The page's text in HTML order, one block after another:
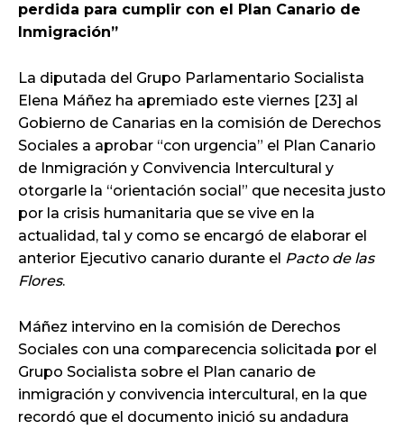
perdida para cumplir con el Plan Canario de
Inmigración”
La diputada del Grupo Parlamentario Socialista
Elena Máñez ha apremiado este viernes [23] al
Gobierno de Canarias en la comisión de Derechos
Sociales a aprobar “con urgencia” el Plan Canario
de Inmigración y Convivencia Intercultural y
otorgarle la “orientación social” que necesita justo
por la crisis humanitaria que se vive en la
actualidad, tal y como se encargó de elaborar el
anterior Ejecutivo canario durante el Pacto de las
Flores.
Máñez intervino en la comisión de Derechos
Sociales con una comparecencia solicitada por el
Grupo Socialista sobre el Plan canario de
inmigración y convivencia intercultural, en la que
recordó que el documento inició su andadura